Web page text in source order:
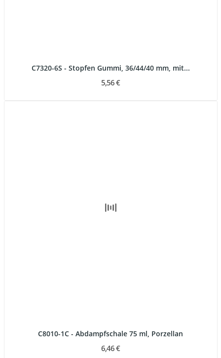
C7320-6S - Stopfen Gummi, 36/44/40 mm, mit...
5,56 €
C8010-1C - Abdampfschale 75 ml, Porzellan
6,46 €